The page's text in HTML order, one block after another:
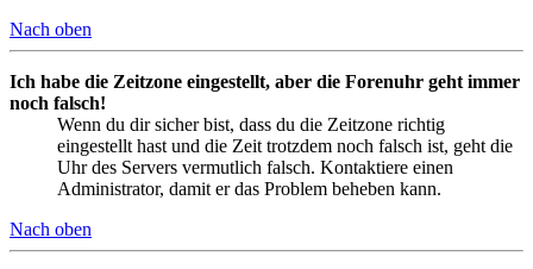
Nach oben
Ich habe die Zeitzone eingestellt, aber die Forenuhr geht immer
noch falsch!
Wenn du dir sicher bist, dass du die Zeitzone richtig
eingestellt hast und die Zeit trotzdem noch falsch ist, geht die
Uhr des Servers vermutlich falsch. Kontaktiere einen
Administrator, damit er das Problem beheben kann.
Nach oben